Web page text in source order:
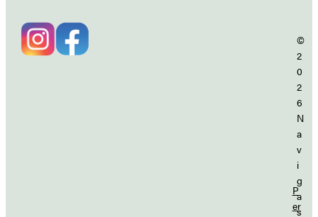
P
er
©
2
0
2
6
N
a
v
i
g
a
s